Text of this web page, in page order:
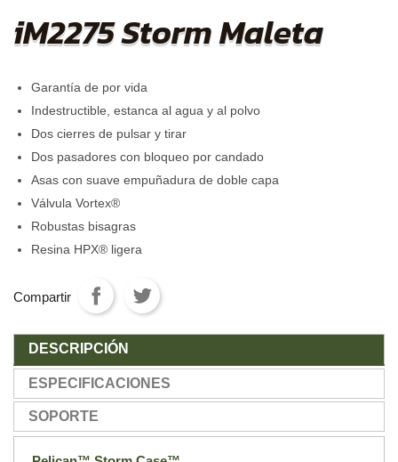
iM2275 Storm Maleta
Garantía de por vida
Indestructible, estanca al agua y al polvo
Dos cierres de pulsar y tirar
Dos pasadores con bloqueo por candado
Asas con suave empuñadura de doble capa
Válvula Vortex®
Robustas bisagras
Resina HPX® ligera
Compartir
DESCRIPCIÓN
ESPECIFICACIONES
SOPORTE